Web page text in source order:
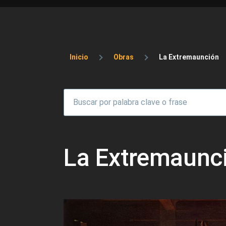
Sobrescribir enlaces
Inicio Obras La Extremaunción
La